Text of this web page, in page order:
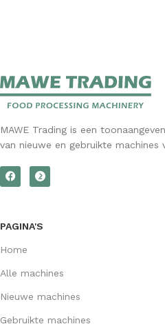
MAWE Trading is een
van nieuwe en gebruikte machines
PAGINA'S
Home
Alle machines
Nieuwe machines
Gebruikte machines